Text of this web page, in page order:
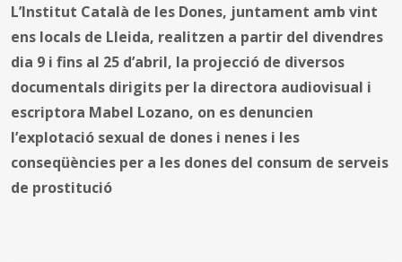
L’Institut Català de les Dones, juntament amb vint
ens locals de Lleida, realitzen a partir del divendres
dia 9 i fins al 25 d’abril, la projecció de diversos
documentals dirigits per la directora audiovisual i
escriptora Mabel Lozano, on es denuncien
l’explotació sexual de dones i nenes i les
conseqüències per a les dones del consum de serveis
de prostitució